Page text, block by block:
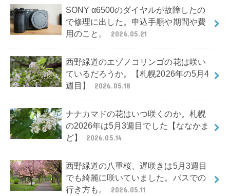
SONY α6500のダイヤルが故障したの
で修理に出した。申込手順や期間や費
用のこと。
2026.05.21
西野緑道のエゾノコリンゴの花は咲い
ているだろうか。【札幌2026年の5月4
週目】
2026.05.18
ナナカマドの花はいつ咲くのか。札幌
の2026年は5月3週目でした【ななかま
ど】
2026.05.14
西野緑道の八重桜、遅咲きは5月3週目
でも綺麗に咲いていました。バスでの
行き方も。
2026.05.11